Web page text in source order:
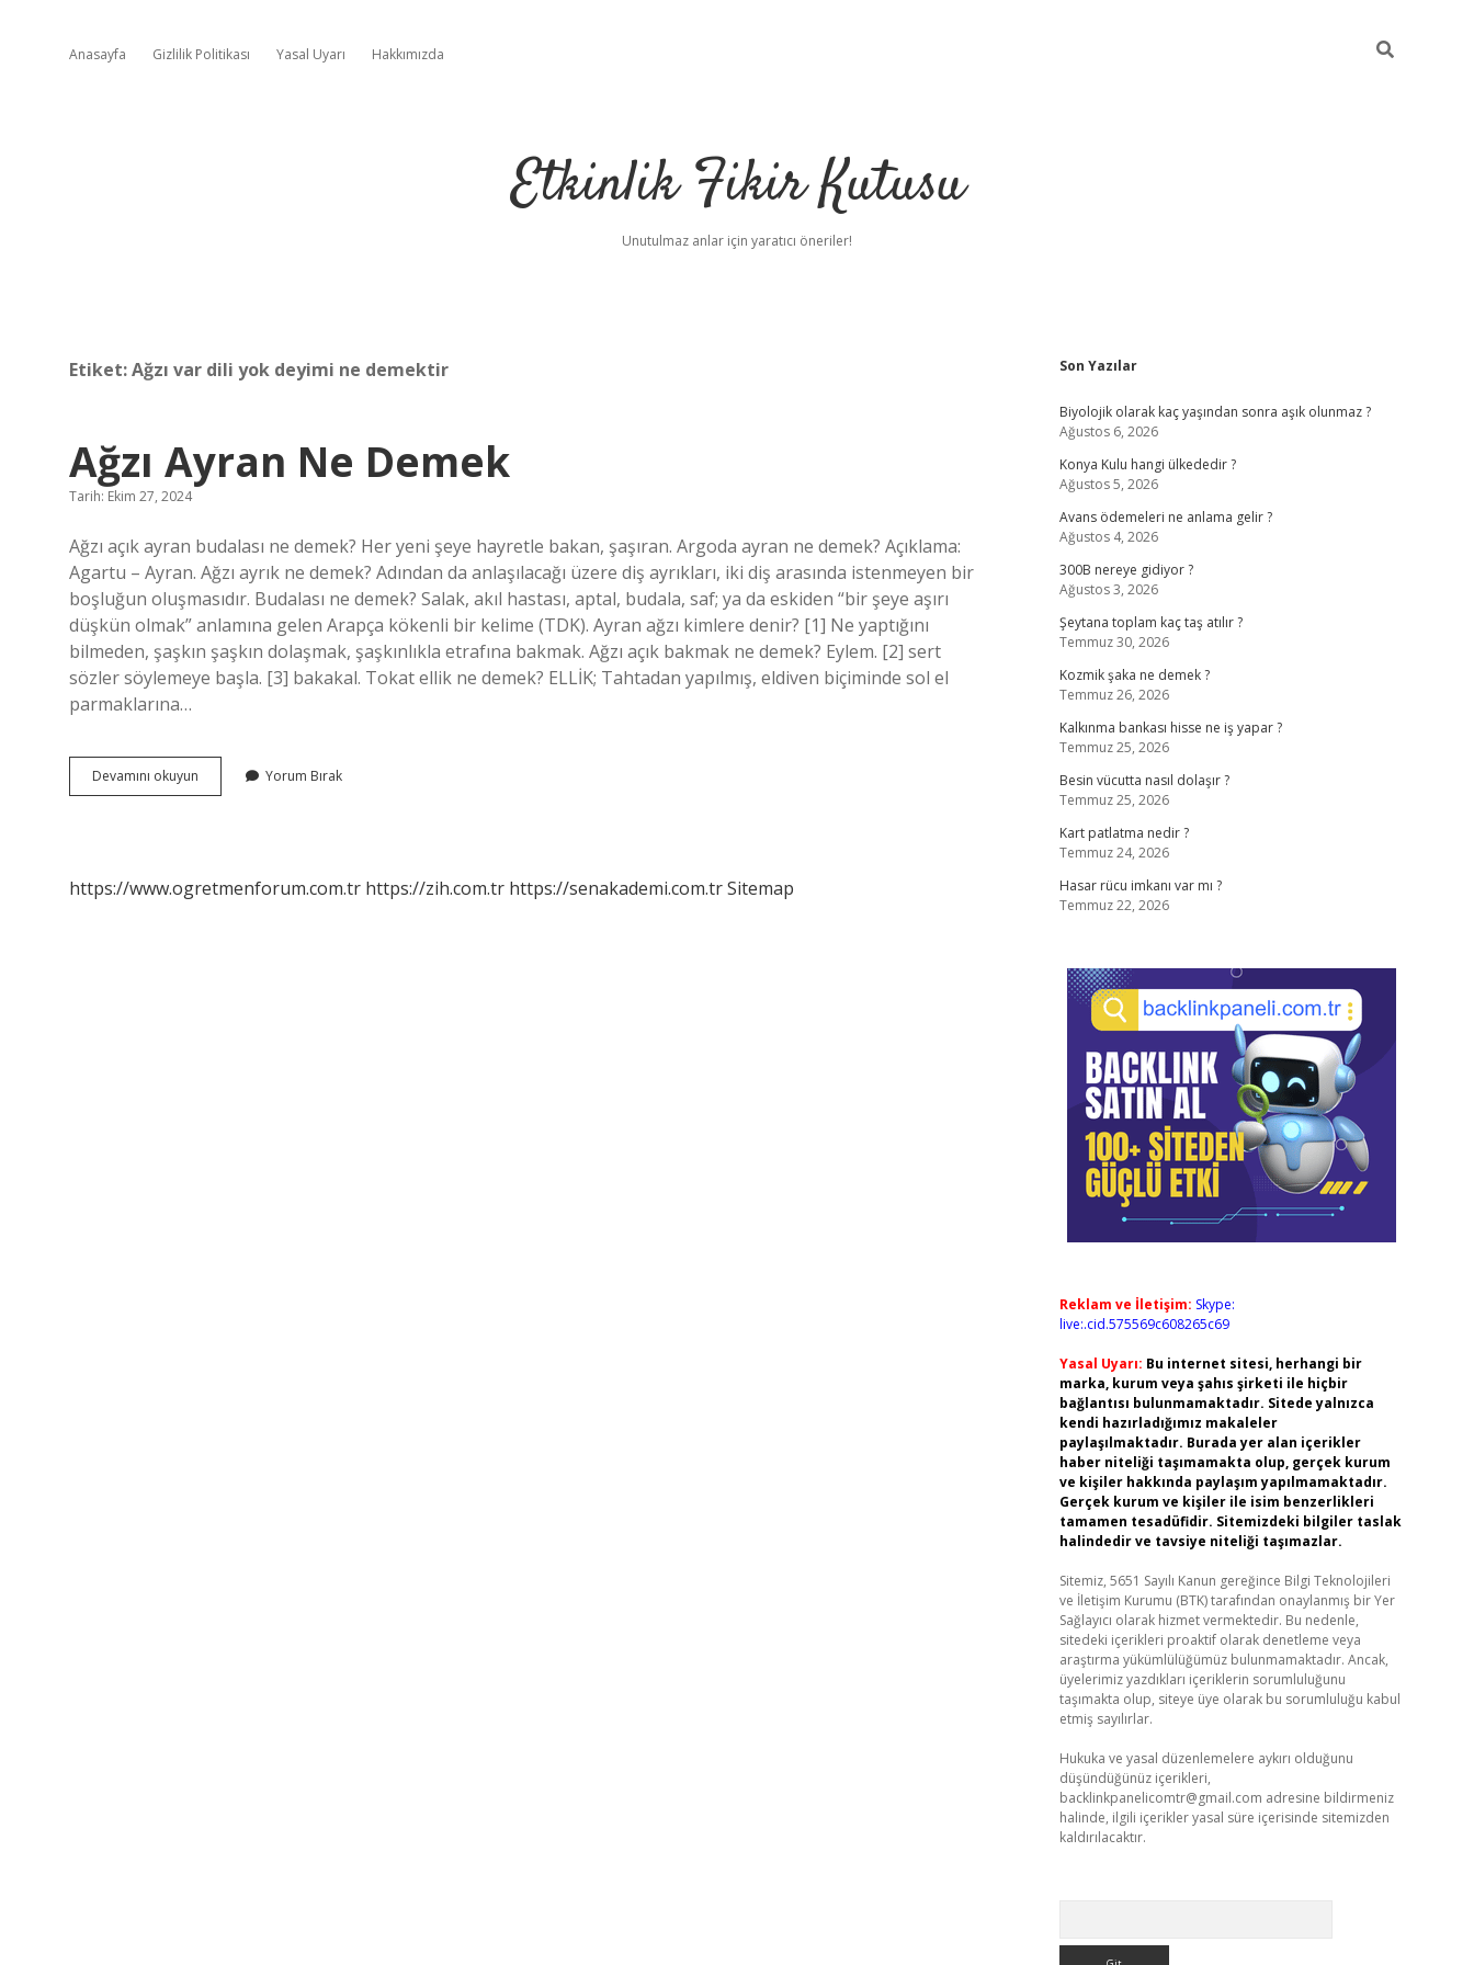
Anasayfa Gizlilik Politikası Yasal Uyarı Hakkımızda
Etkinlik Fikir Kutusu
Unutulmaz anlar için yaratıcı öneriler!
Etiket:Ağzı var dili yok deyimi ne demektir
Ağzı Ayran Ne Demek
Tarih: Ekim 27, 2024
Ağzı açık ayran budalası ne demek? Her yeni şeye hayretle bakan, şaşıran. Argoda ayran ne demek? Açıklama:
Agartu – Ayran. Ağzı ayrık ne demek? Adından da anlaşılacağı üzere diş ayrıkları, iki diş arasında istenmeyen bir
boşluğun oluşmasıdır. Budalası ne demek? Salak, akıl hastası, aptal, budala, saf; ya da eskiden “bir şeye aşırı
düşkün olmak” anlamına gelen Arapça kökenli bir kelime (TDK). Ayran ağzı kimlere denir? [1] Ne yaptığını
bilmeden, şaşkın şaşkın dolaşmak, şaşkınlıkla etrafına bakmak. Ağzı açık bakmak ne demek? Eylem. [2] sert
sözler söylemeye başla. [3] bakakal. Tokat ellik ne demek? ELLİK; Tahtadan yapılmış, eldiven biçiminde sol el
parmaklarına…
Devamını okuyun
Ayran
Yorum Bırak
https://www.ogretmenforum.com.tr https://zih.com.tr https://senakademi.com.trSitemap
Sidebar
Son Yazılar
Biyolojik olarak kaç yaşından sonra aşık olunmaz ?
Ağustos 6, 2026
Konya Kulu hangi ülkededir ?
Ağustos 5, 2026
Avans ödemeleri ne anlama gelir ?
Ağustos 4, 2026
300B nereye gidiyor ?
Ağustos 3, 2026
Şeytana toplam kaç taş atılır ?
Temmuz 30, 2026
Kozmik şaka ne demek ?
Temmuz 26, 2026
Kalkınma bankası hisse ne iş yapar ?
Temmuz 25, 2026
Besin vücutta nasıl dolaşır ?
Temmuz 25, 2026
Kart patlatma nedir ?
Temmuz 24, 2026
Hasar rücu imkanı var mı ?
Temmuz 22, 2026
Reklam ve İletişim: Skype:
live:.cid.575569c608265c69
Yasal Uyarı: Bu internet sitesi, herhangi bir
marka, kurum veya şahıs şirketi ile hiçbir
bağlantısı bulunmamaktadır. Sitede yalnızca
kendi hazırladığımız makaleler
paylaşılmaktadır. Burada yer alan içerikler
haber niteliği taşımamakta olup, gerçek kurum
ve kişiler hakkında paylaşım yapılmamaktadır.
Gerçek kurum ve kişiler ile isim benzerlikleri
tamamen tesadüfidir. Sitemizdeki bilgiler taslak
halindedir ve tavsiye niteliği taşımazlar.
Sitemiz, 5651 Sayılı Kanun gereğince Bilgi Teknolojileri
ve İletişim Kurumu (BTK) tarafından onaylanmış bir Yer
Sağlayıcı olarak hizmet vermektedir. Bu nedenle,
sitedeki içerikleri proaktif olarak denetleme veya
araştırma yükümlülüğümüz bulunmamaktadır. Ancak,
üyelerimiz yazdıkları içeriklerin sorumluluğunu
taşımakta olup, siteye üye olarak bu sorumluluğu kabul
etmiş sayılırlar.
Hukuka ve yasal düzenlemelere aykırı olduğunu
düşündüğünüz içerikleri,
backlinkpanelicomtr@gmail.com adresine bildirmeniz
halinde, ilgili içerikler yasal süre içerisinde sitemizden
kaldırılacaktır.